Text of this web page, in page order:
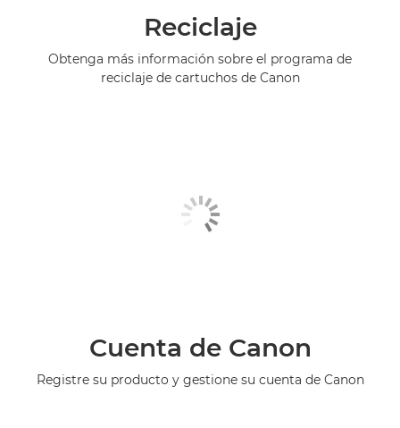
Reciclaje
Obtenga más información sobre el programa de
reciclaje de cartuchos de Canon
Cuenta de Canon
Registre su producto y gestione su cuenta de Canon